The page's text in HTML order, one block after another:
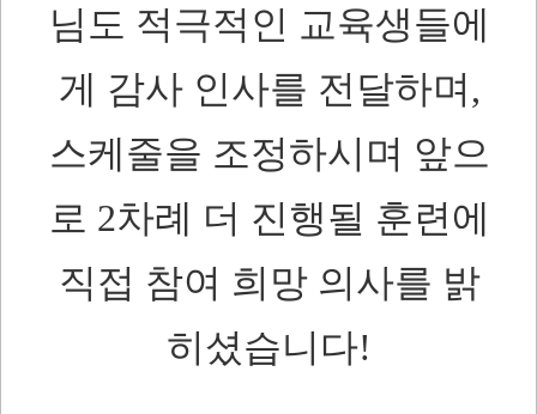
님도 적극적인 교육생들에
게 감사 인사를 전달하며,
스케줄을 조정하시며 앞으
로 2차례 더 진행될 훈련에
직접 참여 희망 의사를 밝
히셨습니다!